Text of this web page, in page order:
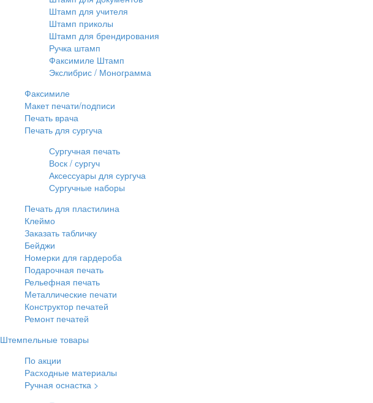
Штамп для учителя
Штамп приколы
Штамп для брендирования
Ручка штамп
Факсимиле Штамп
Экслибрис / Монограмма
Факсимиле
Макет печати/подписи
Печать врача
Печать для сургуча
Сургучная печать
Воск / сургуч
Аксессуары для сургуча
Сургучные наборы
Печать для пластилина
Клеймо
Заказать табличку
Бейджи
Номерки для гардероба
Подарочная печать
Рельефная печать
Металлические печати
Конструктор печатей
Ремонт печатей
Штемпельные товары
По акции
Расходные материалы
Ручная оснастка >